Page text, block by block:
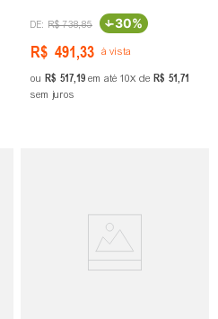
R$ 738,85 -30%
R$ 491,33 à vista
ou R$ 517,19 em até 10 de R$ 51,71
sem juros